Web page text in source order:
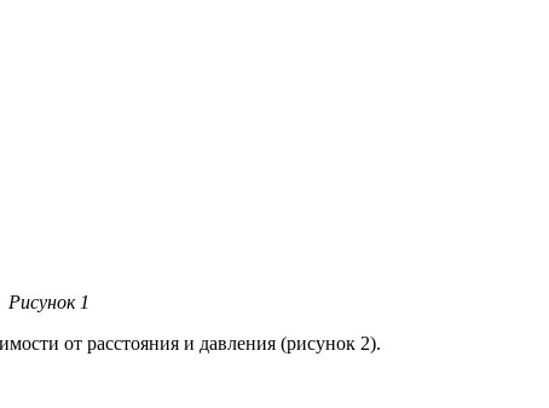
Рисунок 1
от расстояния и давления (рисунок 2).